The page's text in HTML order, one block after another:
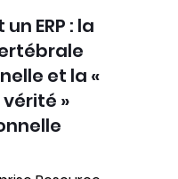
ERP : la
et la «
»